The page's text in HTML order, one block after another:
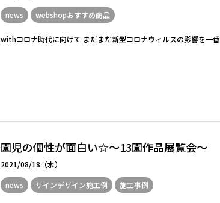
news
webshopおすすめ商品
withコロナ時代に向けて まだまだ新型コロナウィルスの影響を一
園児の個性が面白い☆～13園作品展覧会～
2021/08/18（水）
news
サインデザイン施工例 施工事例